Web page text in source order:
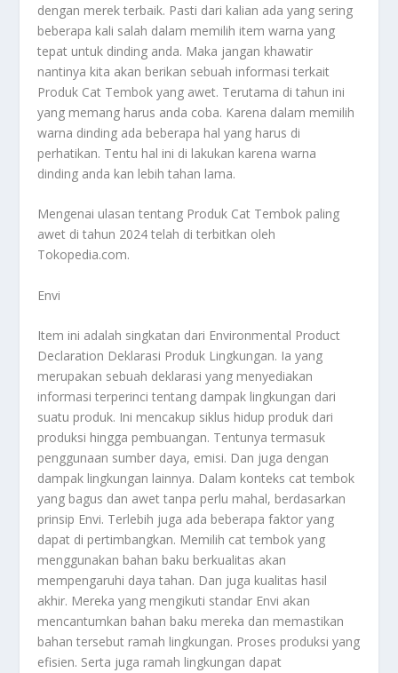
dengan merek terbaik. Pasti dari kalian ada yang sering
beberapa kali salah dalam memilih item warna yang
tepat untuk dinding anda. Maka jangan khawatir
nantinya kita akan berikan sebuah informasi terkait
Produk Cat Tembok yang awet. Terutama di tahun ini
yang memang harus anda coba. Karena dalam memilih
warna dinding ada beberapa hal yang harus di
perhatikan. Tentu hal ini di lakukan karena warna
dinding anda kan lebih tahan lama.
Mengenai ulasan tentang Produk Cat Tembok paling
awet di tahun 2024 telah di terbitkan oleh
Tokopedia.com.
Envi
Item ini adalah singkatan dari Environmental Product
Declaration Deklarasi Produk Lingkungan. Ia yang
merupakan sebuah deklarasi yang menyediakan
informasi terperinci tentang dampak lingkungan dari
suatu produk. Ini mencakup siklus hidup produk dari
produksi hingga pembuangan. Tentunya termasuk
penggunaan sumber daya, emisi. Dan juga dengan
dampak lingkungan lainnya. Dalam konteks cat tembok
yang bagus dan awet tanpa perlu mahal, berdasarkan
prinsip Envi. Terlebih juga ada beberapa faktor yang
dapat di pertimbangkan. Memilih cat tembok yang
menggunakan bahan baku berkualitas akan
mempengaruhi daya tahan. Dan juga kualitas hasil
akhir. Mereka yang mengikuti standar Envi akan
mencantumkan bahan baku mereka dan memastikan
bahan tersebut ramah lingkungan. Proses produksi yang
efisien. Serta juga ramah lingkungan dapat